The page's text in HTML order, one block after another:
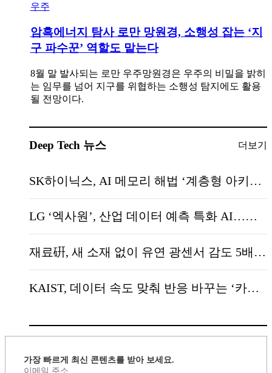
우주
암흑에너지 탐사 로만 망원경, 소행성 잡는 ‘지
구 파수꾼’ 역할도 맡는다
8월 말 발사되는 로만 우주망원경은 우주의 비밀을 밝히
는 임무를 넘어 지구를 위협하는 소행성 탐지에도 활용
될 전망이다.
Deep Tech 뉴스 더보기
SK하이닉스, AI 메모리 해법 ‘계층형 아키텍처’ 제시…데이터 이동 최소화가 관건
LG ‘엑사원’, 산업 데이터 예측 특화 AI…텍스트 넘어 표·시계열 공략
재료硏, 새 소재 없이 유연 광센서 감도 5배…웨어러블·의료용 핵심기술
KAIST, 데이터 속도 맞춰 반응 바꾸는 ‘카멜레온 AI 반도체’…엣지 AI 정조준
가장 빠르게 최신 콘텐츠를 받아 보세요.